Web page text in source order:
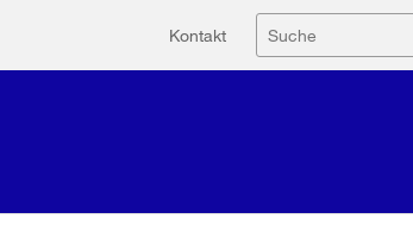
Hilfsnavigation
Kontakt Suche